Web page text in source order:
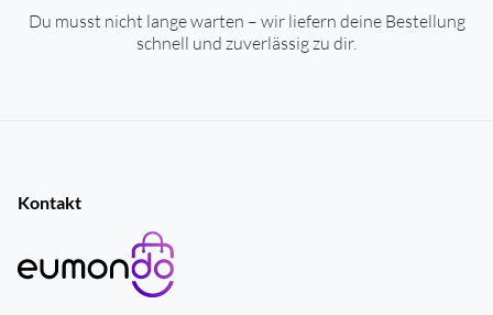
Du musst nicht lange warten – wir liefern deine Bestellung
schnell und zuverlässig zu dir.
Kontakt